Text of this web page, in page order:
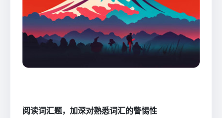
阅读词汇题，加深对熟悉词汇的警惕性